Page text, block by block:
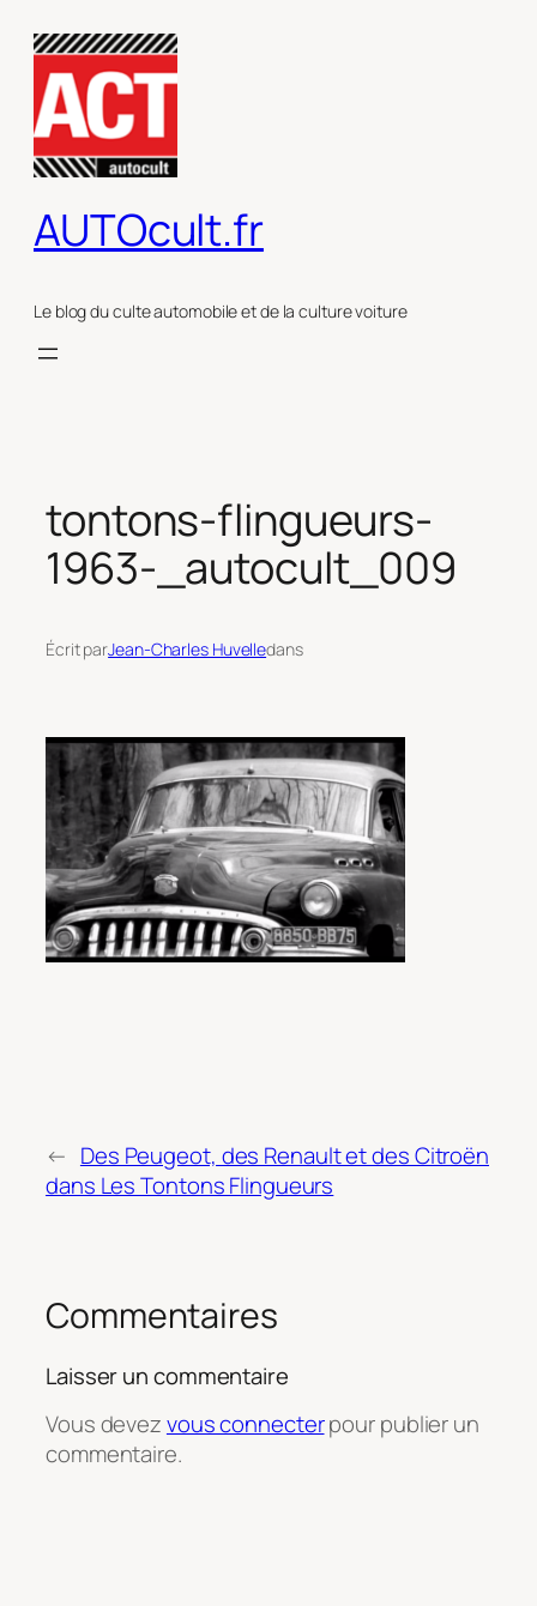
contenu
AUTOcult.fr
Le blog du culte automobile et de la culture voiture
tontons-flingueurs-
1963-_autocult_009
Écrit parJean-Charles Huvelledans
← Des Peugeot, des Renault et des Citroën
dans Les Tontons Flingueurs
Commentaires
Laisser un commentaire
Vous devezvous connecterpour publier un
commentaire.